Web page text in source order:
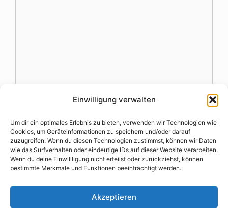
Einwilligung verwalten
Um dir ein optimales Erlebnis zu bieten, verwenden wir Technologien wie
Cookies, um Geräteinformationen zu speichern und/oder darauf
zuzugreifen. Wenn du diesen Technologien zustimmst, können wir Daten
wie das Surfverhalten oder eindeutige IDs auf dieser Website verarbeiten.
Wenn du deine Einwillligung nicht erteilst oder zurückziehst, können
bestimmte Merkmale und Funktionen beeinträchtigt werden.
Akzeptieren
E-
Mail-
Website